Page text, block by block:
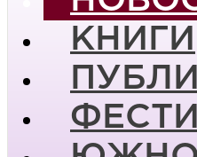
КНИГИ